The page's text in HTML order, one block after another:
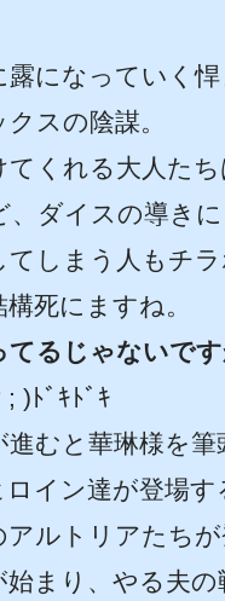
露になっていく悍
スの陰謀。
てくれる大人た
、ダイスの導きに
てしまう人もチラ
死にますね。
るじゃないです
; )ﾄﾞｷﾄﾞｷ
進むと華琳様を筆
イン達が登場す
アルトリアたち
まり、やる夫の